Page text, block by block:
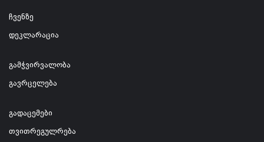
ჩვენზე
დეკლარაცია
გამჭვირვალობა
გავრცელება
გადაცემები
თვითრეგულრება